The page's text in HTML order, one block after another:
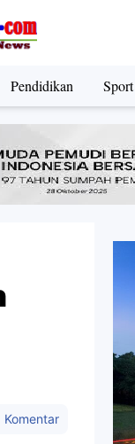
Pendidikan Sport
Komentar